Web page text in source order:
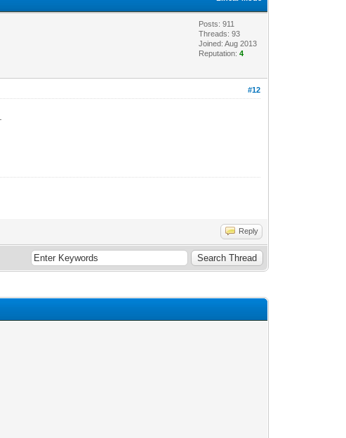
Posts: 911
Threads: 93
Joined: Aug 2013
Reputation:4
#12
Reply